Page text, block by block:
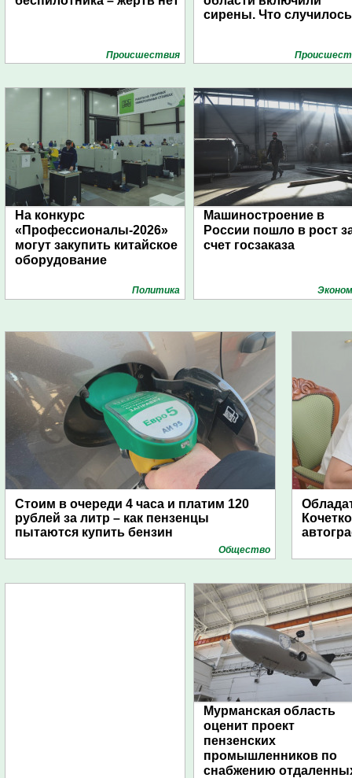
Проиcшествия
сирены. Что
На конкурс
«Профессионалы-2026»
могут закупить китайское
оборудование
Политика
Машиностроение в
России пошло в рост
счет госзаказа
Стоим в очереди 4 часа и платим 120
рублей за литр – как пензенцы
пытаются купить бензин
Общество
Мурманская область
оценит проект
пензенских
промышленников по
снабжению